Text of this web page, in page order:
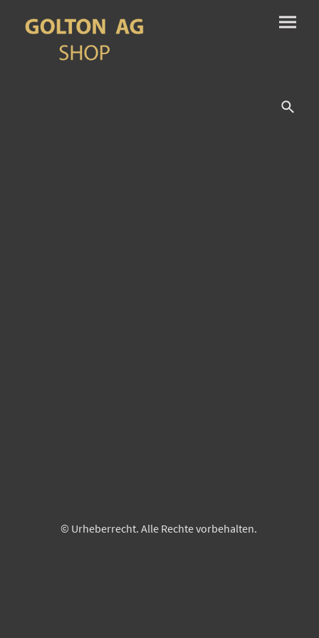
© Urheberrecht. Alle Rechte vorbehalten.